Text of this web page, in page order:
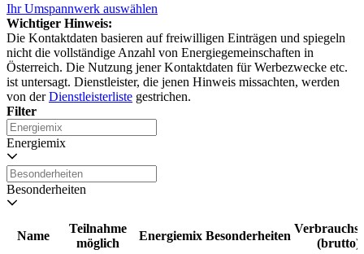
Ihr Umspannwerk auswählen
Wichtiger Hinweis:
Die Kontaktdaten basieren auf freiwilligen Einträgen und spiegeln
nicht die vollständige Anzahl von Energiegemeinschaften in
Österreich. Die Nutzung jener Kontaktdaten für Werbezwecke etc.
ist untersagt. Dienstleister, die jenen Hinweis missachten, werden
von derDienstleisterliste gestrichen.
Filter
Energiemix
Besonderheiten
Name
Teilnahme
möglich
Energiemix Besonderheiten
(brutto)